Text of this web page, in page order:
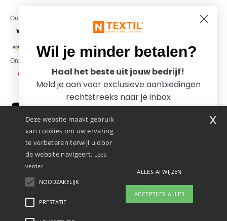
Onze financiële partners
Onze transporteurs
Zekeringstraat 46, 1014BT Amsterdam - VAT NL 005596191B03 - KvK
Dit is GEEN retouradres. Voor retourzending, zie hier
Deze website maakt gebruik
van cookies om uw ervaring
te verbeteren terwijl u door
de website navigeert. Lees
verder
NOODZAKELIJK
PRESTATIE
ALLES AFWIJZEN
ACCEPTEER ALLES
x
Wil je minder betalen?
Haal het beste uit jouw bedrijf!
Meld je aan voor exclusieve aanbiedingen
rechtstreeks naar je inbox
Ja, ik wil minder betalen!